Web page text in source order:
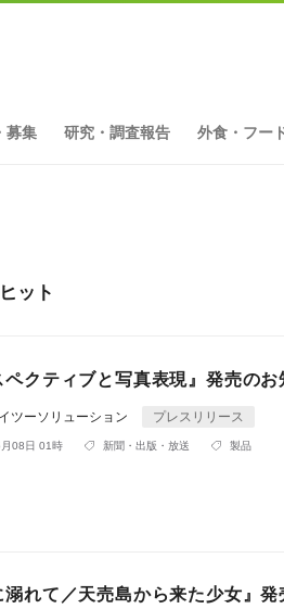
募集 研究・調査報告 外食・フー
ット
ペクティブと写真表現』発売のお
ツーソリューション プレスリリース
08日 01時 新聞・出版・放送 製品
溺れて／天売島から来た少女』